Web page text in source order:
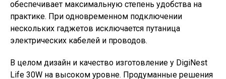
обеспечивает максимальную степень удобства на
практике. При одновременном подключении
нескольких гаджетов исключается путаница
электрических кабелей и проводов.
В целом дизайн и качество изготовление у DigiNest
Life 30W на высоком уровне. Продуманные решения